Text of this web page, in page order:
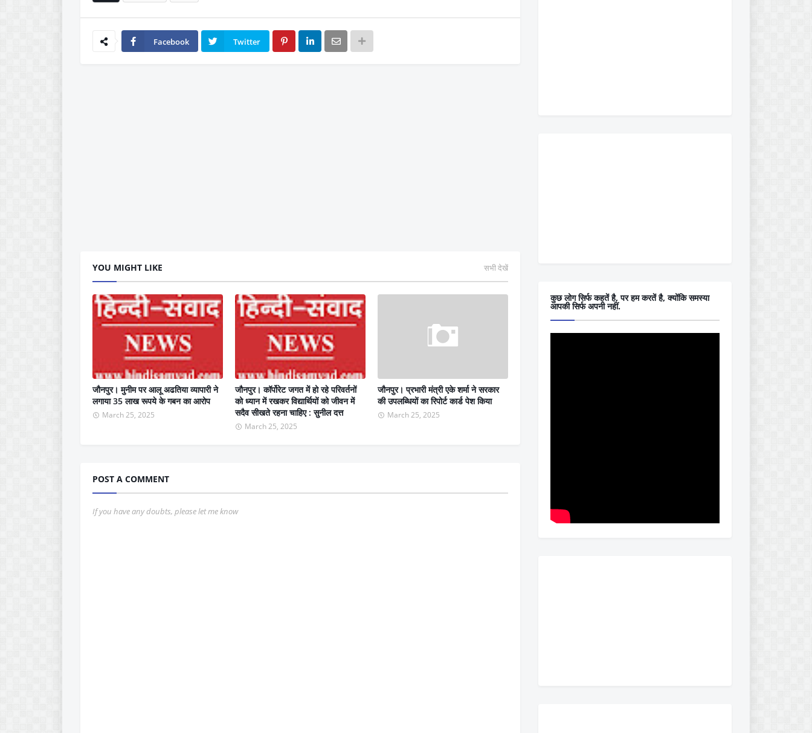
Facebook Twitter
YOU MIGHT LIKE सभी देखें
जौनपुर। मुनीम पर आलू अढतिया व्यापारी ने
लगाया 35 लाख रूपये के गबन का आरोप
March 25, 2025
जौनपुर। कॉर्पोरेट जगत में हो रहे परिवर्तनों
को ध्यान में रखकर विद्यार्थियों को जीवन में
सदैव सीखते रहना चाहिए : सुनील दत्त
March 25, 2025
जौनपुर। प्रभारी मंत्री एके शर्मा ने सरकार
की उपलब्धियों का रिपोर्ट कार्ड पेश किया
March 25, 2025
POST A COMMENT
If you have any doubts, please let me know
कुछ लोग सिर्फ कहतें है, पर हम करतें है, क्योंकि समस्या
आपकी सिर्फ अपनी नहीं.